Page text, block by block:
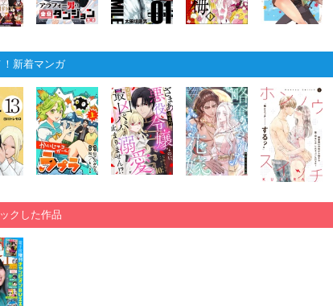
新着マンガ
クした作品